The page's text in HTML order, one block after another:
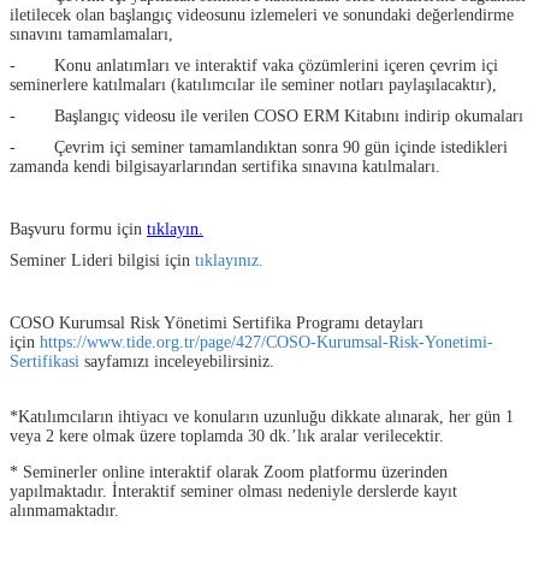
iletilecek olan başlangıç videosunu izlemeleri ve sonundaki değerlendirme
sınavını tamamlamaları,
- Konu anlatımları ve interaktif vaka çözümlerini içeren çevrim içi
seminerlere katılmaları (katılımcılar ile seminer notları paylaşılacaktır),
- Başlangıç videosu ile verilen COSO ERM Kitabını indirip okumaları
- Çevrim içi seminer tamamlandıktan sonra 90 gün içinde istedikleri
zamanda kendi bilgisayarlarından sertifika sınavına katılmaları.
Başvuru formu için tıklayın.
Seminer Lideri bilgisi için tıklayınız.
COSO Kurumsal Risk Yönetimi Sertifika Programı detayları
için https://www.tide.org.tr/page/427/COSO-Kurumsal-Risk-Yonetimi-
Sertifikasi sayfamızı inceleyebilirsiniz.
*Katılımcıların ihtiyacı ve konuların uzunluğu dikkate alınarak, her gün 1
veya 2 kere olmak üzere toplamda 30 dk.’lık aralar verilecektir.
* Seminerler online interaktif olarak Zoom platformu üzerinden
yapılmaktadır. İnteraktif seminer olması nedeniyle derslerde kayıt
alınmamaktadır.